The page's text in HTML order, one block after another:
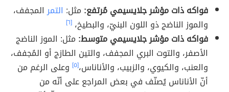
فواكه ذات مؤشر جلايسيمي مُرتفع: مثل: التمرالمجفف،
والموز الناضج ذو اللون البنيّ، والبطيخ، [٦]
فواكه ذات مؤشر جلايسيمي متوسط: مثل: الموز الناضج
الأصفر، والتوت البري المجفف، والتين الطازج أو المُجفف،
والعنب، والكيوي، والزبيب، والأناناس،[٥] وعلى الرغم من
أنّ الأناناس يُصنّف في بعض المراجع على أنّه من